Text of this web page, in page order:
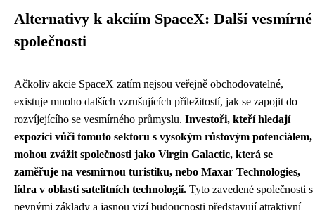
Alternativy k akciím SpaceX: Další vesmírné
společnosti
Ačkoliv akcie SpaceX zatím nejsou veřejně obchodovatelné,
existuje mnoho dalších vzrušujících příležitostí, jak se zapojit do
rozvíjejícího se vesmírného průmyslu. Investoři, kteří hledají
expozici vůči tomuto sektoru s vysokým růstovým potenciálem,
mohou zvážit společnosti jako Virgin Galactic, která se
zaměřuje na vesmírnou turistiku, nebo Maxar Technologies,
lídra v oblasti satelitních technologií. Tyto zavedené společnosti s
pevnými základy a jasnou vizí budoucnosti představují atraktivní